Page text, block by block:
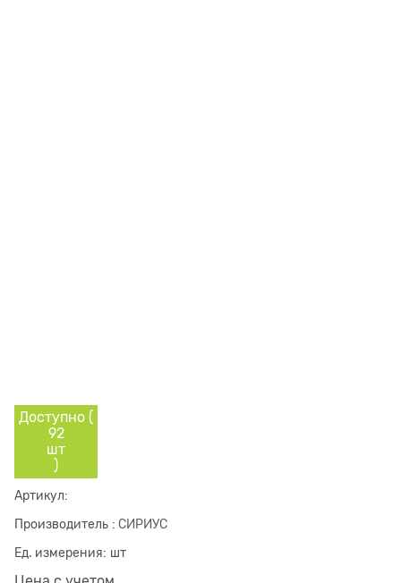
Доступно (
92
шт
)
Артикул:
Производитель : СИРИУС
Ед. измерения: шт